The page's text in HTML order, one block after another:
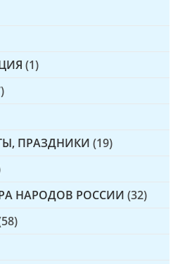
(1)
ПРАЗДНИКИ (19)
НАРОДОВ РОССИИ (32)